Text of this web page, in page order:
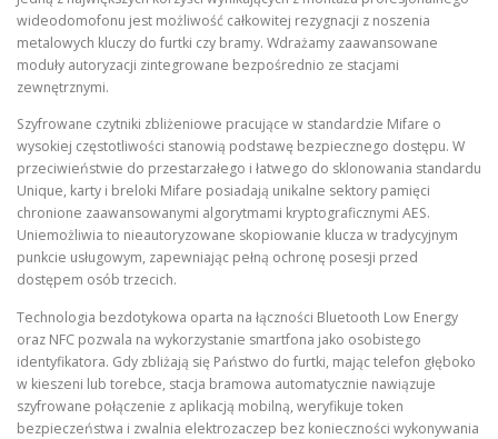
wideodomofonu jest możliwość całkowitej rezygnacji z noszenia
metalowych kluczy do furtki czy bramy. Wdrażamy zaawansowane
moduły autoryzacji zintegrowane bezpośrednio ze stacjami
zewnętrznymi.
Szyfrowane czytniki zbliżeniowe pracujące w standardzie Mifare o
wysokiej częstotliwości stanowią podstawę bezpiecznego dostępu. W
przeciwieństwie do przestarzałego i łatwego do sklonowania standardu
Unique, karty i breloki Mifare posiadają unikalne sektory pamięci
chronione zaawansowanymi algorytmami kryptograficznymi AES.
Uniemożliwia to nieautoryzowane skopiowanie klucza w tradycyjnym
punkcie usługowym, zapewniając pełną ochronę posesji przed
dostępem osób trzecich.
Technologia bezdotykowa oparta na łączności Bluetooth Low Energy
oraz NFC pozwala na wykorzystanie smartfona jako osobistego
identyfikatora. Gdy zbliżają się Państwo do furtki, mając telefon głęboko
w kieszeni lub torebce, stacja bramowa automatycznie nawiązuje
szyfrowane połączenie z aplikacją mobilną, weryfikuje token
bezpieczeństwa i zwalnia elektrozaczep bez konieczności wykonywania